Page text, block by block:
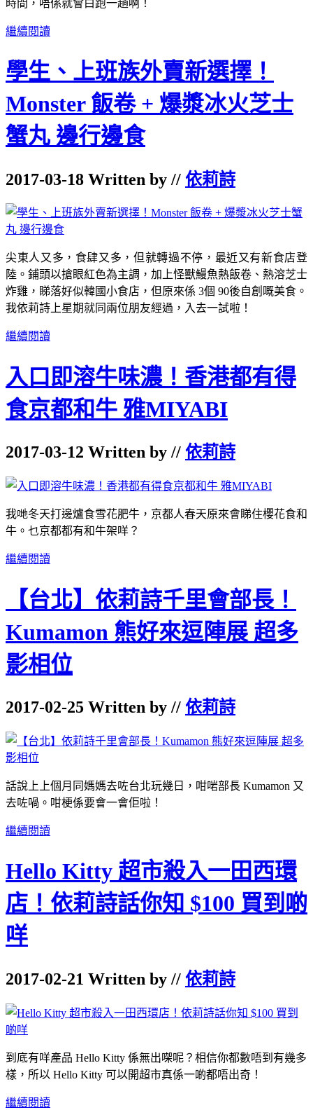
時間，唔係就會白跑一趟啊！
繼續閱讀
學生、上班族外賣新選擇！
Monster 飯卷 + 爆漿冰火芝士
蟹丸 邊行邊食
2017-03-18 Written by // 依莉詩
尖東人又多，食肆又多，但就轉過不停，最近又有新食店登
陸。鋪頭以搶眼紅色為主調，加上怪獸鰻魚熱飯卷、熱溶芝士
炸雞，睇落好似韓國小食店，但原來係 3個 90後自創嘅美食。
我依莉詩上星期就同兩位朋友經過，入去一試啦！
繼續閱讀
入口即溶牛味濃！香港都有得
食京都和牛 雅MIYABI
2017-03-12 Written by // 依莉詩
我哋冬天打邊爐食雪花肥牛，京都人春天原來會睇住櫻花食和
牛。乜京都都有和牛架咩？
繼續閱讀
【台北】依莉詩千里會部長！
Kumamon 熊好來逗陣展 超多
影相位
2017-02-25 Written by // 依莉詩
話說上上個月同媽媽去咗台北玩幾日，咁啱部長 Kumamon 又
去咗喎。咁梗係要會一會佢啦！
繼續閱讀
Hello Kitty 超市殺入一田西環
店！依莉詩話你知 $100 買到啲
咩
2017-02-21 Written by // 依莉詩
到底有咩產品 Hello Kitty 係無出㗎呢？相信你都數唔到有幾多
樣，所以 Hello Kitty 可以開超市真係一啲都唔出奇！
繼續閱讀